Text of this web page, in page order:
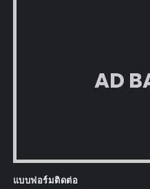
AD
แบบฟอร์มติดต่อ